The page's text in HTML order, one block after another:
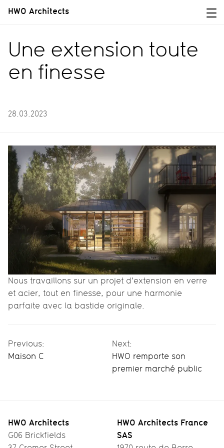
HWO Architects
Une extension toute
en finesse
28.03.2023
Nous travaillons sur un projet d'extension en verre
et acier, tout en finesse, pour une harmonie
parfaite avec la bastide originale.
Previous:
Maison C
Next:
HWO remporte son
premier marché public
HWO Architects
G06 Brickfields
HWO Architects France
SAS